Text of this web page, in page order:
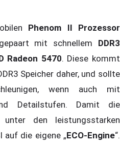
Phenom II Prozessor
mit schnellem DDR3
Radeon 5470. Diese kommt
Speicher daher, und sollte
wenn auch mit
Detailstufen. Damit die
den leistungsstarken
auf die eigene „ECO-Engine“.